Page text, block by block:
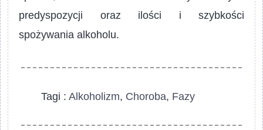
predyspozycji oraz ilości i szybkości
spożywania alkoholu.
Tagi : Alkoholizm, Choroba, Fazy